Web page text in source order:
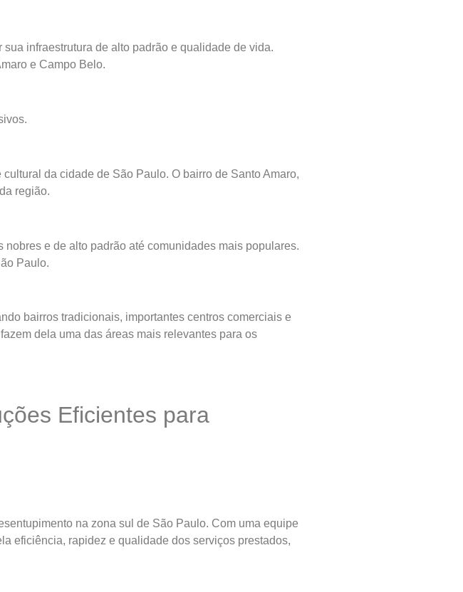
infraestrutura de alto padrão e qualidade de vida.
e Campo Belo.
da cidade de São Paulo. O bairro de Santo Amaro,
região.
e de alto padrão até comunidades mais populares.
Paulo.
bairros tradicionais, importantes centros comerciais e
dela uma das áreas mais relevantes para os
Eficientes para
na zona sul de São Paulo. Com uma equipe
eficiência, rapidez e qualidade dos serviços prestados,